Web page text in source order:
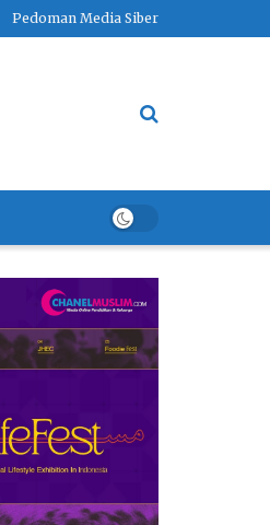
Pedoman Media Siber